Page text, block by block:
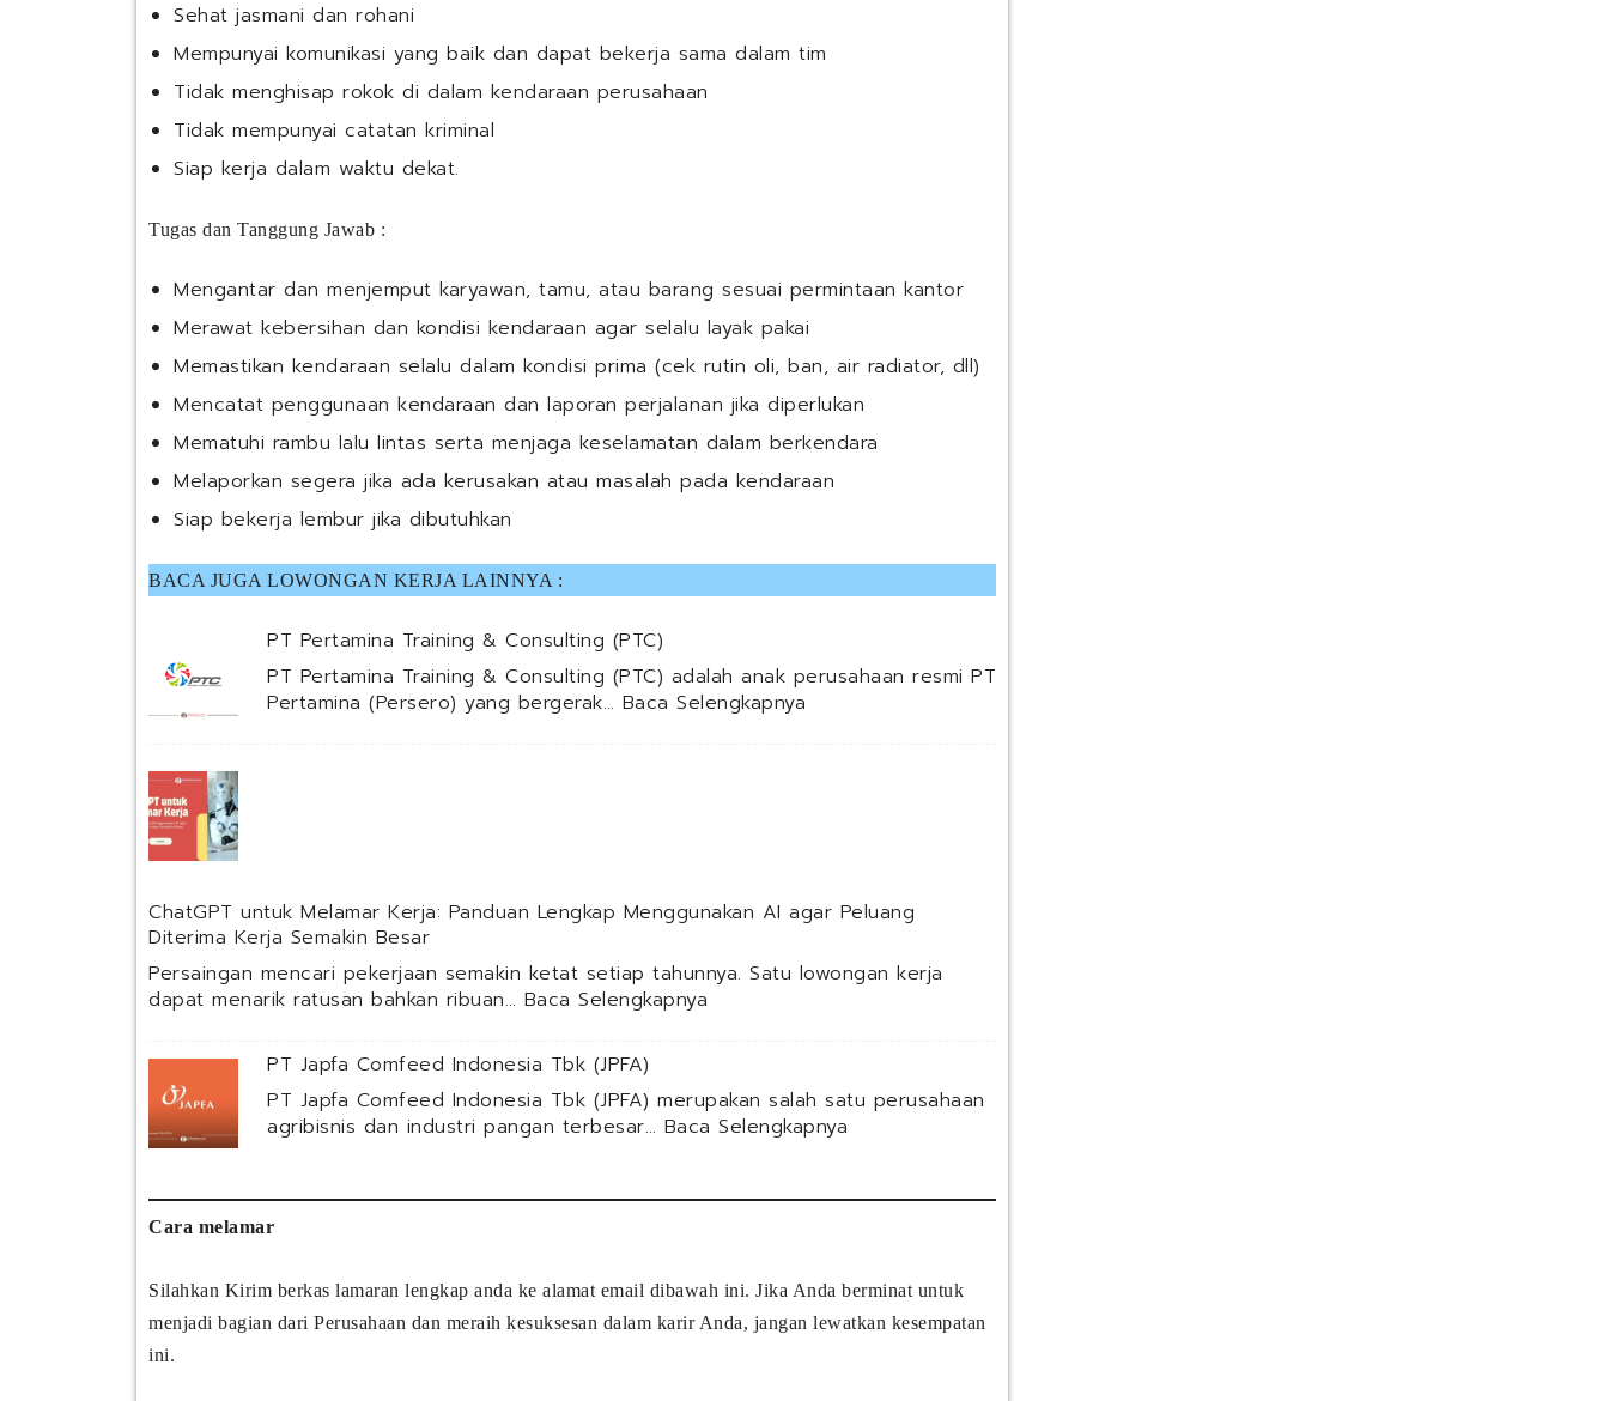
Sehat jasmani dan rohani
Mempunyai komunikasi yang baik dan dapat bekerja sama dalam tim
Tidak menghisap rokok di dalam kendaraan perusahaan
Tidak mempunyai catatan kriminal
Siap kerja dalam waktu dekat.
Tugas dan Tanggung Jawab :
Mengantar dan menjemput karyawan, tamu, atau barang sesuai permintaan kantor
Merawat kebersihan dan kondisi kendaraan agar selalu layak pakai
Memastikan kendaraan selalu dalam kondisi prima (cek rutin oli, ban, air radiator, dll)
Mencatat penggunaan kendaraan dan laporan perjalanan jika diperlukan
Mematuhi rambu lalu lintas serta menjaga keselamatan dalam berkendara
Melaporkan segera jika ada kerusakan atau masalah pada kendaraan
Siap bekerja lembur jika dibutuhkan
BACA JUGA LOWONGAN KERJA LAINNYA :
PT Pertamina Training & Consulting (PTC)
PT Pertamina Training & Consulting (PTC) adalah anak perusahaan resmi PT
Pertamina (Persero) yang bergerak… Baca Selengkapnya
m
i
a
n
i
&
n
s
u
ChatGPT untuk Melamar Kerja: Panduan Lengkap Menggunakan AI agar Peluang
Diterima Kerja Semakin Besar
Persaingan mencari pekerjaan semakin ketat setiap tahunnya. Satu lowongan kerja
dapat menarik ratusan bahkan ribuan… Baca Selengkapnya
t
G
u
k
M
PT Japfa Comfeed Indonesia Tbk (JPFA)
PT Japfa Comfeed Indonesia Tbk (JPFA) merupakan salah satu perusahaan
agribisnis dan industri pangan terbesar… Baca Selengkapnya
J
a
C
Cara melamar
Silahkan Kirim berkas lamaran lengkap anda ke alamat email dibawah ini. Jika Anda berminat untuk
menjadi bagian dari Perusahaan dan meraih kesuksesan dalam karir Anda, jangan lewatkan kesempatan
ini.